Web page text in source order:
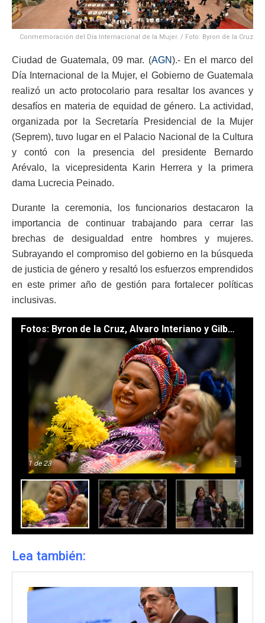
Conmemoración del Día Internacional de la Mujer. / Foto: Byron de la Cruz
Ciudad de Guatemala, 09 mar. (AGN).- En el marco del
Día Internacional de la Mujer, el Gobierno de Guatemala
realizó un acto protocolario para resaltar los avances y
desafíos en materia de equidad de género. La actividad,
organizada por la Secretaría Presidencial de la Mujer
(Seprem), tuvo lugar en el Palacio Nacional de la Cultura
y contó con la presencia del presidente Bernardo
Arévalo, la vicepresidenta Karin Herrera y la primera
dama Lucrecia Peinado.
Durante la ceremonia, los funcionarios destacaron la
importancia de continuar trabajando para cerrar las
brechas de desigualdad entre hombres y mujeres.
Subrayando el compromiso del gobierno en la búsqueda
de justicia de género y resaltó los esfuerzos emprendidos
en este primer año de gestión para fortalecer políticas
inclusivas.
Fotos: Byron de la Cruz, Alvaro Interiano y Gilber García
1de 23 - +
Lea también: